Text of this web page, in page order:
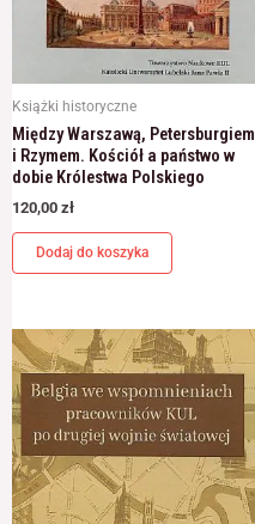
Książki historyczne
Między Warszawą, Petersburgiem
i Rzymem. Kościół a państwo w
dobie Królestwa Polskiego
120,00 zł
Dodaj do koszyka